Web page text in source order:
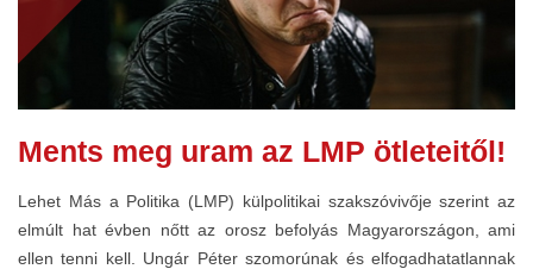
Ments meg uram az LMP ötleteitől!
Lehet Más a Politika (LMP) külpolitikai szakszóvivője szerint az
elmúlt hat évben nőtt az orosz befolyás Magyarországon, ami
ellen tenni kell. Ungár Péter szomorúnak és elfogadhatatlannak